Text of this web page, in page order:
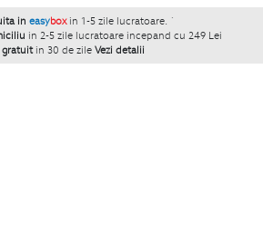
in easybox in 1-5 zile lucratoare. `
in 2-5 zile lucratoare incepand cu 249 Lei
gratuit in 30 de zile Vezi detalii